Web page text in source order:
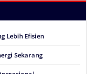
Lebih Efisien
Sekarang